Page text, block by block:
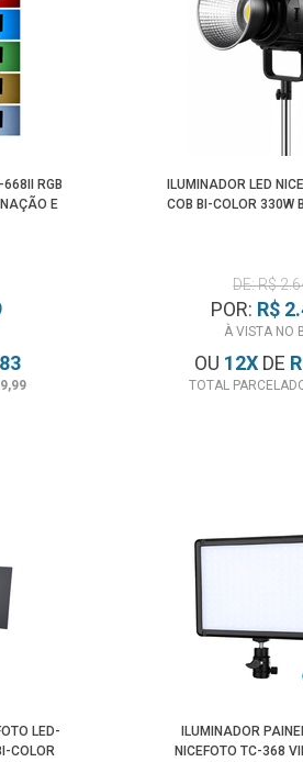
668II RGB
E
ILUMINADOR LED
COB BI-COLOR 330W
DE: R$
POR: R$
À VISTA NO
OU 12X DE
TOTAL
LED-
COLOR
ILUMINADOR
NICEFOTO TC-368